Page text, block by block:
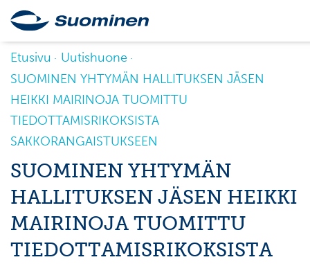
Etusivu
Uutishuone
SUOMINEN YHTYMÄN HALLITUKSEN JÄSEN
HEIKKI MAIRINOJA TUOMITTU
TIEDOTTAMISRIKOKSISTA
SAKKORANGAISTUKSEEN
SUOMINEN YHTYMÄN
HALLITUKSEN JÄSEN HEIKKI
MAIRINOJA TUOMITTU
TIEDOTTAMISRIKOKSISTA